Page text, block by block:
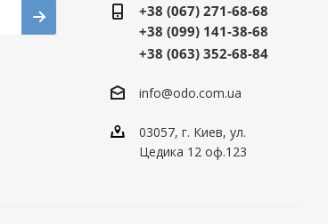
+38 (067) 271-68-68
+38 (099) 141-38-68
+38 (063) 352-68-84
info@odo.com.ua
03057, г. Киев, ул.
Цедика 12 оф.123